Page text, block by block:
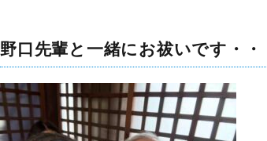
野口先輩と一緒にお祓いです・・